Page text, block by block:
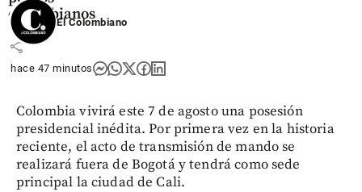
colombianos
share
El Colombiano
hace 47 minutos
Colombia vivirá este 7 de agosto una posesión
presidencial inédita. Por primera vez en la historia
reciente, el acto de transmisión de mando se
realizará fuera de Bogotá y tendrá como sede
principal la ciudad de Cali.